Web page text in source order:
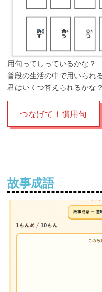
用句ってしっているかな？
普段の生活の中で用いられ
君はいくつ答えられるかな？
つなげて！慣用句
故事成語